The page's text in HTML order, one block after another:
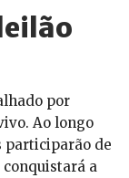
por
Ao longo
participarão de
a